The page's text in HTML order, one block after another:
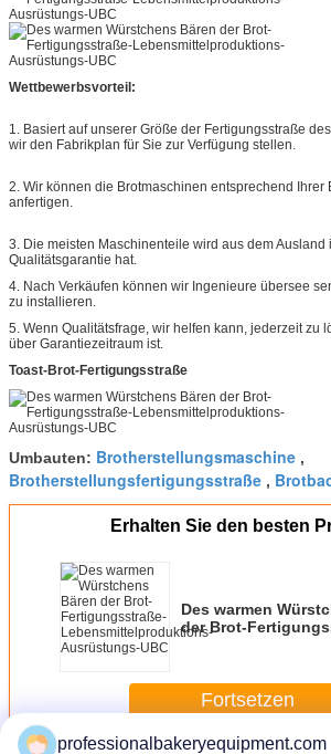
Wettbewerbsvorteil:
1. Basiert auf unserer Größe der Fertigungsstraße
wir den Fabrikplan für Sie zur Verfügung stellen.
2. Wir können die Brotmaschinen entsprechend Ihrer
anfertigen.
3. Die meisten Maschinenteile wird aus dem Ausland
Qualitätsgarantie hat.
4. Nach Verkäufen können wir Ingenieure übersee
zu installieren.
5. Wenn Qualitätsfrage, wir helfen kann, jederzeit zu
über Garantiezeitraum ist.
Toast-Brot-Fertigungsstraße
Umbauten: Brotherstellungsmaschine ,
Brotherstellungsfertigungsstraße ,
Erhalten Sie den besten
Des warmen
der Brot-
Fortsetzen
professionalbakeryequipment.com